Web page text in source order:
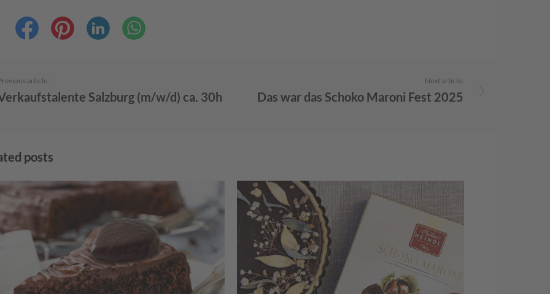
article:
Salzburg (m/w/d) ca. 30h
Next article:
Das war das Schoko Maroni Fest 2025
posts